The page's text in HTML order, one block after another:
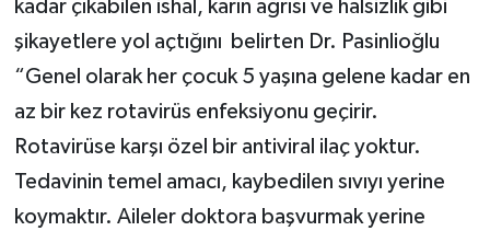
kadar çıkabilen ishal, karın ağrısı ve halsizlik gibi
şikayetlere yol açtığını belirten Dr. Pasinlioğlu
“Genel olarak her çocuk 5 yaşına gelene kadar en
az bir kez rotavirüs enfeksiyonu geçirir.
Rotavirüse karşı özel bir antiviral ilaç yoktur.
Tedavinin temel amacı, kaybedilen sıvıyı yerine
koymaktır. Aileler doktora başvurmak yerine